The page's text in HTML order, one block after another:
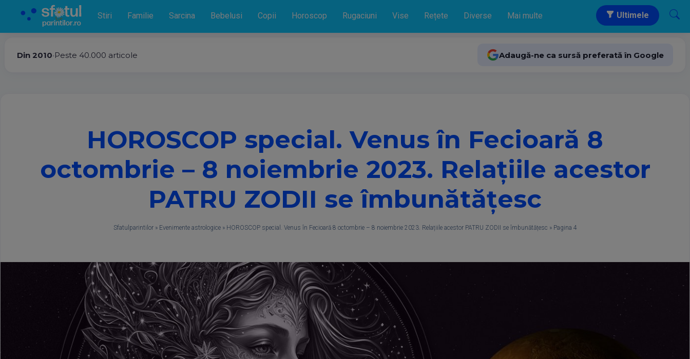
Stiri Familie Sarcina Bebelusi Copii Horoscop Rugaciuni Vise Rețete Diverse Mai multe Ultimele
Din 2010•Peste 40.000 articole Adaugă-ne ca sursă preferată în Google
HOROSCOP special. Venus în Fecioară 8
octombrie – 8 noiembrie 2023. Relațiile acestor
PATRU ZODII se îmbunătățesc
Sfatulparintilor» Evenimente astrologice» HOROSCOP special. Venus în Fecioară 8 octombrie – 8 noiembrie 2023. Relațiile acestor PATRU ZODII se îmbunătățesc » Pagina 4